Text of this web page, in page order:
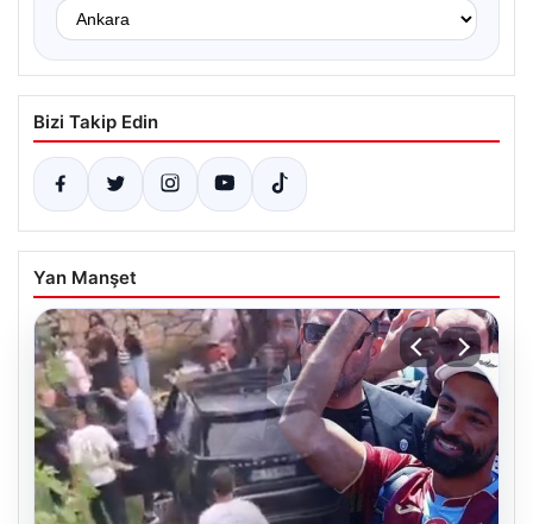
Bizi Takip Edin
Yan Manşet